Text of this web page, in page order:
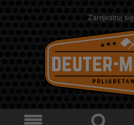
Zarejestruj się